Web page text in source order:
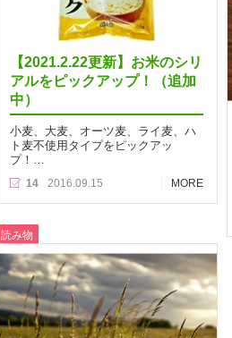
【2021.2.22更新】お米のシリ
アルをピックアップ！（追加
中）
小麦、大麦、オーツ麦、ライ麦、ハ
ト麦不使用タイプをピックアッ
プ！…
14 2016.09.15 MORE
読み物